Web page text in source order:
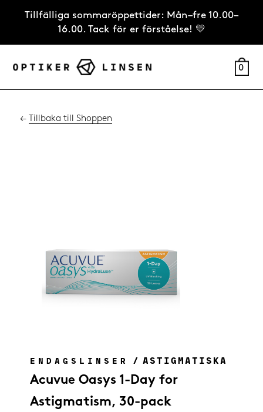
Tillfälliga sommaröppettider: Mån–fre 10.00–
16.00. Tack för er förståelse! 💛
0
← Tillbaka till Shoppen
ENDAGSLINSER / ASTIGMATISKA
Acuvue Oasys 1-Day for
Astigmatism, 30-pack